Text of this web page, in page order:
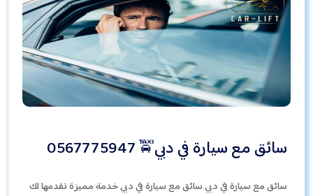
سائق مع سيارة في دبي🚖 0567775947
سائق مع سيارة في دبي سائق مع سيارة في دبي خدمة مميزة تقدمها لك